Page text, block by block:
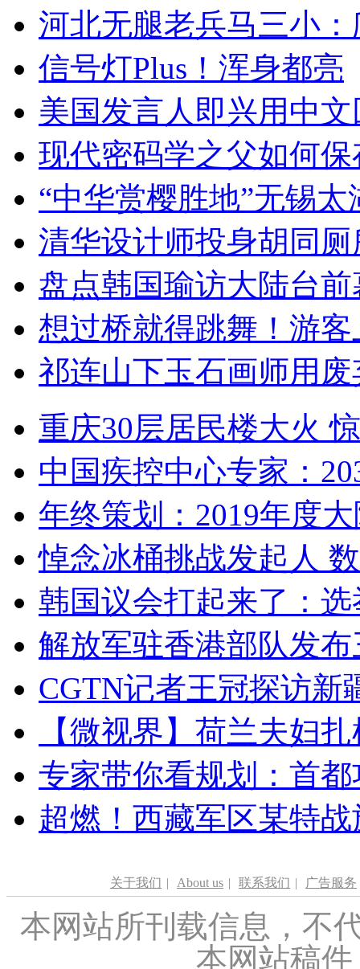
河北无腿老兵马三小
信号灯Plus！浑身都亮
美国发言人即兴用中
现代密码学之父如何
“中华赏樱胜地”无锡
清华设计师投身胡同
盘点韩国瑜访大陆台
想过桥就得跳舞！游客
祁连山下玉石画师用
重庆30层居民楼大火
中国疾控中心专家：
年终策划：2019年度
悼念冰桶挑战发起人
韩国议会打起来了：
解放军驻香港部队发
CGTN记者王冠探访新
【微视界】荷兰夫妇
专家带你看规划：首
超燃！西藏军区某特
关于我们 | About us | 联系我们 | 广告服务
本网站所刊载信息，不
本网站稿